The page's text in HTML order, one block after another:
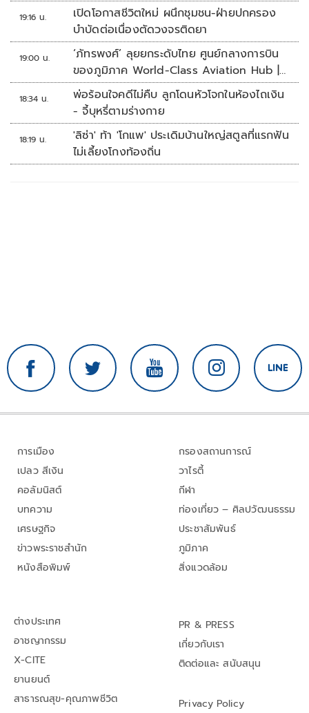
19:16 น.
เปิดโอกาสชีวิตใหม่ ผนึกชุมชน-ฝ่ายปกครอง
บำบัดต่อเนื่องตัดวงจรติดยา
19:00 น.
‘ภัทรพงศ์’ ลุยยกระดับไทย ศูนย์กลางการบิน
ของภูมิภาค World-Class Aviation Hub |
ห้องข่าวไทยโพสต์สุดสัปดาห์
18:34 น.
พ่อร้อนใจคดีไม่คืบ ลูกโดนหัวโจกในห้องไถเงิน
- จี้บุหรี่ตามร่างกาย
18:19 น.
'ลิซ่า' ท้า 'โกแพ' ประเดิมบ้านใหญ่สตูลที่แรกฟัน
ไม่เลี้ยงโกงท้องถิ่น
การเมือง
เปลว สีเงิน
คอลัมนิสต์
บทความ
เศรษฐกิจ
ข่าวพระราชสำนัก
หนังสือพิมพ์
กรองสถานการณ์
วาไรตี้
กีฬา
ท่องเที่ยว – ศิลปวัฒนธรรม
ประชาสัมพันธ์
ภูมิภาค
สิ่งแวดล้อม
ต่างประเทศ
อาชญากรรม
X-CITE
ยานยนต์
สาธารณสุข-คุณภาพชีวิต
PR & PRESS
เกี่ยวกับเรา
ติดต่อและ สนับสนุน
Privacy Policy